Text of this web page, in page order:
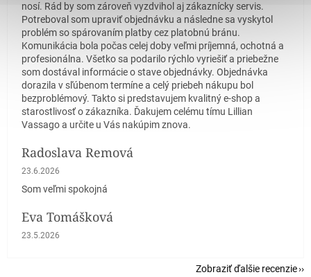
nosí. Rád by som zároveň vyzdvihol aj zákaznícky servis.
Potreboval som upraviť objednávku a následne sa vyskytol
problém so spárovaním platby cez platobnú bránu.
Komunikácia bola počas celej doby veľmi príjemná, ochotná a
profesionálna. Všetko sa podarilo rýchlo vyriešiť a priebežne
som dostával informácie o stave objednávky. Objednávka
dorazila v sľúbenom termíne a celý priebeh nákupu bol
bezproblémový. Takto si predstavujem kvalitný e-shop a
starostlivosť o zákazníka. Ďakujem celému tímu Lillian
Vassago a určite u Vás nakúpim znova.
Radoslava Remová
Hodnotenie obchodu je 5 z 5 hviezdičiek.
23.6.2026
Som veľmi spokojná
Eva Tomášková
Hodnotenie obchodu je 5 z 5 hviezdičiek.
23.5.2026
Zobraziť ďalšie recenzie